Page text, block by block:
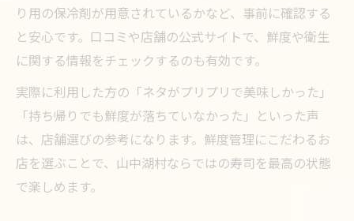
り用の保冷剤が用意されているかなど、事前に確認する
と安心です。口コミや店舗の公式サイトで、鮮度や衛生
に関する情報をチェックするのも有効です。
実際に利用した方の「ネタがプリプリで美味しかった」
「持ち帰りでも鮮度が落ちていなかった」といった声
は、店舗選びの参考になります。鮮度管理にこだわるお
店を選ぶことで、山中湖村ならではの寿司を最高の状態
で楽しめます。